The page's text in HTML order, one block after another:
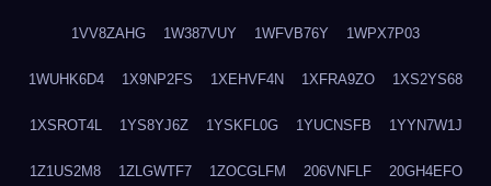
1VV8ZAHG 1W387VUY 1WFVB76Y 1WPX7P03
1WUHK6D4 1X9NP2FS 1XEHVF4N 1XFRA9ZO 1XS2YS68
1XSROT4L 1YS8YJ6Z 1YSKFL0G 1YUCNSFB 1YYN7W1J
1Z1US2M8 1ZLGWTF7 1ZOCGLFM 206VNFLF 20GH4EFO